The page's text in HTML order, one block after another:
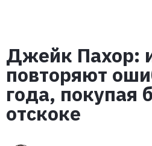
Джейк Пахор:
повторяют
года, покупая
отскоке